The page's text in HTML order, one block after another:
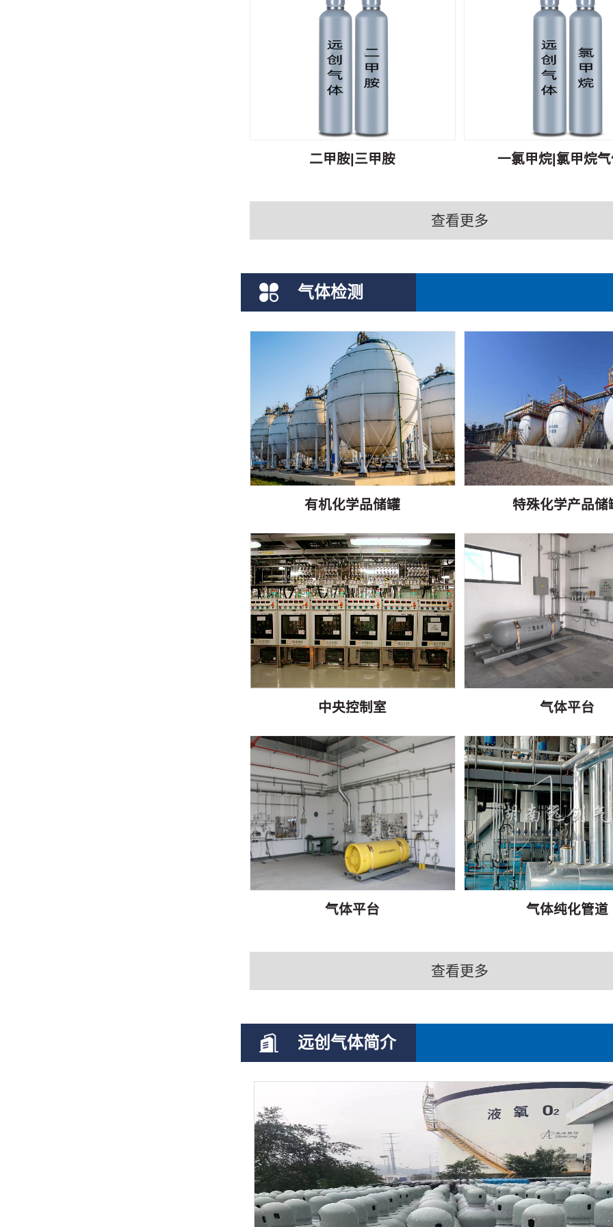
二甲胺|三甲胺 一氯甲烷|氯甲烷
查看更多
气体检测
有机化学品储罐 特殊化学产品储
中央控制室 气体平台
气体平台 气体纯化管道
查看更多
远创气体简介